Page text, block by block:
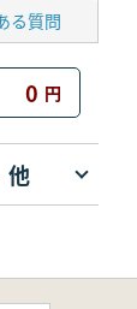
る質問
0 円
他